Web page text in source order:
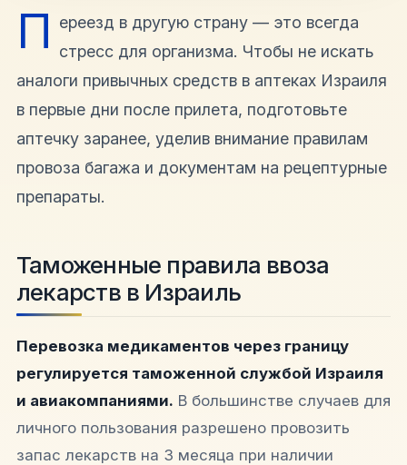
П
ереезд в другую страну — это всегда
стресс для организма. Чтобы не искать
аналоги привычных средств в аптеках Израиля
в первые дни после прилета, подготовьте
аптечку заранее, уделив внимание правилам
провоза багажа и документам на рецептурные
препараты.
Таможенные правила ввоза
лекарств в Израиль
Перевозка медикаментов через границу
регулируется таможенной службой Израиля
и авиакомпаниями. В большинстве случаев для
личного пользования разрешено провозить
запас лекарств на 3 месяца при наличии